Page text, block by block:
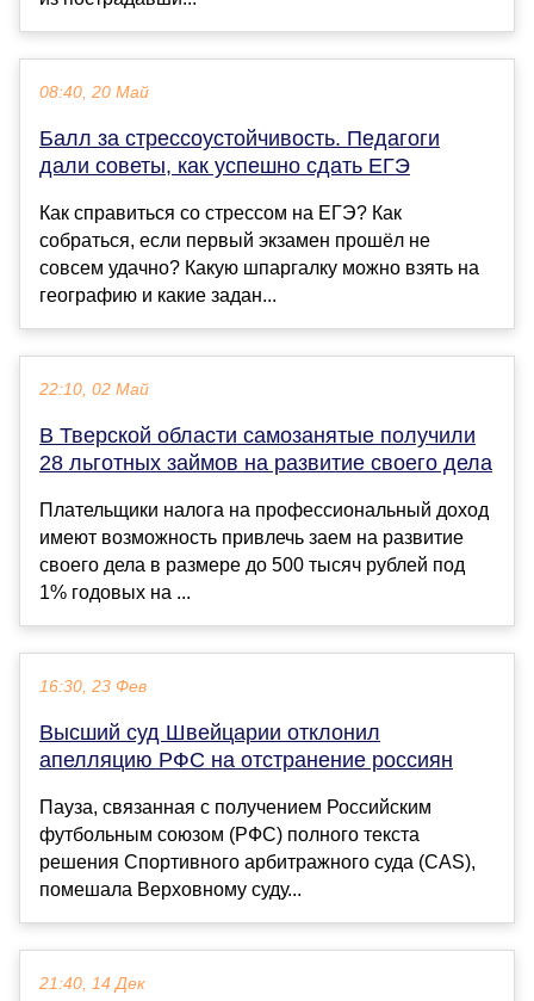
08:40, 20 Май
Балл за стрессоустойчивость. Педагоги
дали советы, как успешно сдать ЕГЭ
Как справиться со стрессом на ЕГЭ? Как
собраться, если первый экзамен прошёл не
совсем удачно? Какую шпаргалку можно взять на
географию и какие задан...
22:10, 02 Май
В Тверской области самозанятые получили
28 льготных займов на развитие своего дела
Плательщики налога на профессиональный доход
имеют возможность привлечь заем на развитие
своего дела в размере до 500 тысяч рублей под
1% годовых на ...
16:30, 23 Фев
Высший суд Швейцарии отклонил
апелляцию РФС на отстранение россиян
Пауза, связанная с получением Российским
футбольным союзом (РФС) полного текста
решения Спортивного арбитражного суда (CAS),
помешала Верховному суду...
21:40, 14 Дек